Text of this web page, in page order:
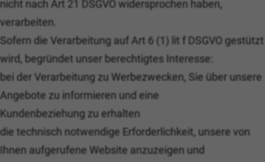
nicht nach Art 21 DSGVO widersprochen haben,
verarbeiten.
Sofern die Verarbeitung auf Art 6 (1) lit f DSGVO gestützt
wird, begründet unser berechtigtes Interesse:
bei der Verarbeitung zu Werbezwecken, Sie über unsere
Angebote zu informieren und eine
Kundenbeziehung zu erhalten
die technisch notwendige Erforderlichkeit, unsere von
Ihnen aufgerufene Website anzuzeigen und